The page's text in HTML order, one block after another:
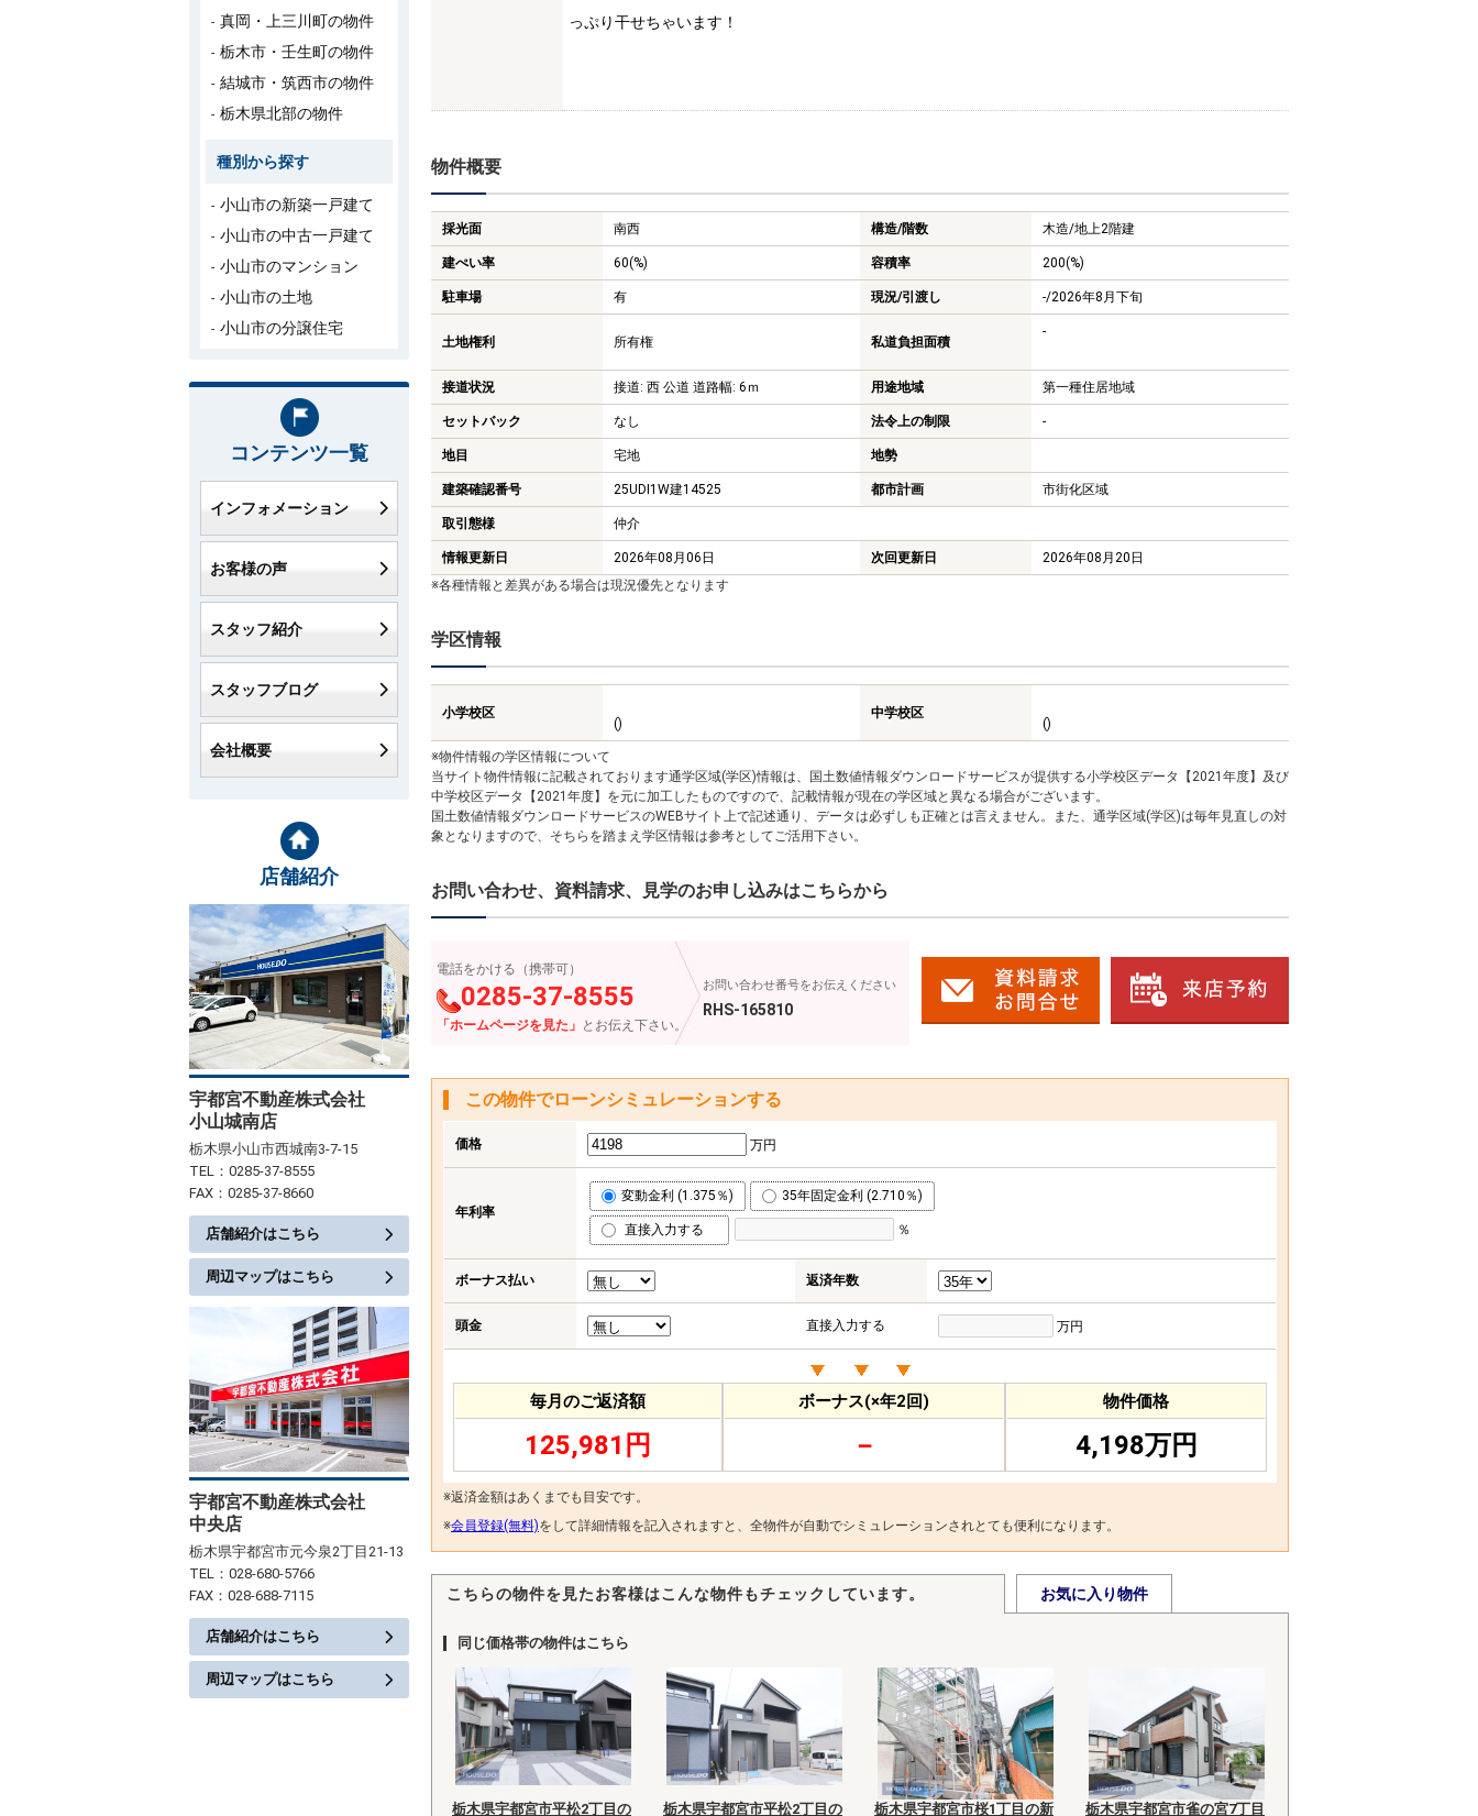
っぷり干せちゃいます！
物件概要
採光面 南西 構造/階数 木造/地上2階建
建ぺい率 60(%) 容積率 200(%)
駐車場 有 現況/引渡し -/2026年8月下旬
土地権利 所有権 私道負担面積
-
接道状況 接道: 西 公道 道路幅: 6ｍ 用途地域 第一種住居地域
セットバック なし 法令上の制限 -
地目 宅地 地勢
建築確認番号 25UDI1W建14525 都市計画 市街化区域
取引態様 仲介
情報更新日 2026年08月06日 次回更新日
2026年08月20日
※各種情報と差異がある場合は現況優先となります
学区情報
小学校区
()
中学校区
()
※物件情報の学区情報について
当サイト物件情報に記載されております通学区域(学区)情報は、国土数値情報ダウンロードサービスが提供する小学校区データ【2021年度】及び
中学校区データ【2021年度】を元に加工したものですので、記載情報が現在の学区域と異なる場合がございます。
国土数値情報ダウンロードサービスのWEBサイト上で記述通り、データは必ずしも正確とは言えません。また、通学区域(学区)は毎年見直しの対
象となりますので、そちらを踏まえ学区情報は参考としてご活用下さい。
お問い合わせ、資料請求、見学のお申し込みはこちらから
電話をかける（携帯可）
0285-37-8555
「ホームページを見た」 とお伝え下さい。
お問い合わせ番号をお伝えください
RHS-165810
この物件でローンシミュレーションする
価格 万円
年利率
変動金利 (1.375％) 35年固定金利 (2.710％)
直接入力する ％
ボーナス払い 返済年数
頭金 直接入力する 万円
毎月のご返済額
125,981円
ボーナス(×年2回)
－
物件価格
4,198万円
※返済金額はあくまでも目安です。
※会員登録(無料)をして詳細情報を記入されますと、全物件が自動でシミュレーションされとても便利になります。
こちらの物件を見たお客様はこんな物件もチェックしています。 お気に入り物件
同じ価格帯の物件はこちら
栃木県宇都宮市平松2丁目の 栃木県宇都宮市平松2丁目の 栃木県宇都宮市桜1丁目の新 栃木県宇都宮市雀の宮7丁目
真岡・上三川町の物件
栃木市・壬生町の物件
結城市・筑西市の物件
栃木県北部の物件
種別から探す
小山市の新築一戸建て
小山市の中古一戸建て
小山市のマンション
小山市の土地
小山市の分譲住宅
コンテンツ一覧
インフォメーション
お客様の声
スタッフ紹介
スタッフブログ
会社概要
店舗紹介
宇都宮不動産株式会社
小山城南店
栃木県小山市西城南3-7-15
TEL：0285-37-8555
FAX：0285-37-8660
店舗紹介はこちら
周辺マップはこちら
宇都宮不動産株式会社
中央店
栃木県宇都宮市元今泉2丁目21-13
TEL：028-680-5766
FAX：028-688-7115
店舗紹介はこちら
周辺マップはこちら